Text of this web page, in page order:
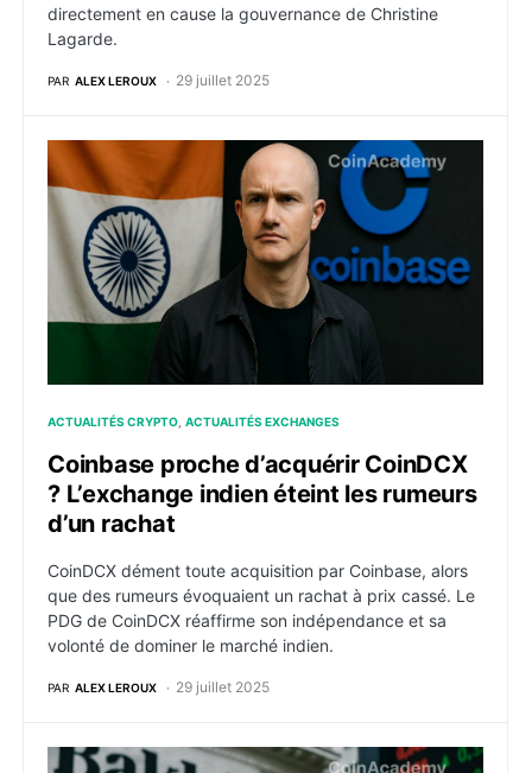
directement en cause la gouvernance de Christine
Lagarde.
PAR ALEX LEROUX 29 juillet 2025
Coinbase proche d’acquérir CoinDCX ? L’exchange
ACTUALITÉS CRYPTO ACTUALITÉS EXCHANGES
Coinbase proche d’acquérir CoinDCX
? L’exchange indien éteint les rumeurs
d’un rachat
CoinDCX dément toute acquisition par Coinbase, alors
que des rumeurs évoquaient un rachat à prix cassé. Le
PDG de CoinDCX réaffirme son indépendance et sa
volonté de dominer le marché indien.
PAR ALEX LEROUX 29 juillet 2025
Bakkt abandonne les points de fidélité et mise tout